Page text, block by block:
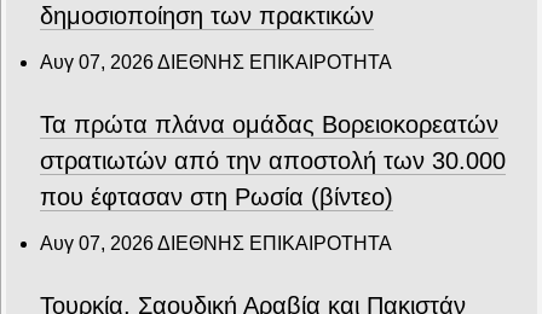
δημοσιοποίηση των πρακτικών
Αυγ 07, 2026ΔΙΕΘΝΗΣ ΕΠΙΚΑΙΡΟΤΗΤΑ
Τα πρώτα πλάνα ομάδας Βορειοκορεατών
στρατιωτών από την αποστολή των 30.000
που έφτασαν στη Ρωσία (βίντεο)
Αυγ 07, 2026ΔΙΕΘΝΗΣ ΕΠΙΚΑΙΡΟΤΗΤΑ
Τουρκία, Σαουδική Αραβία και Πακιστάν